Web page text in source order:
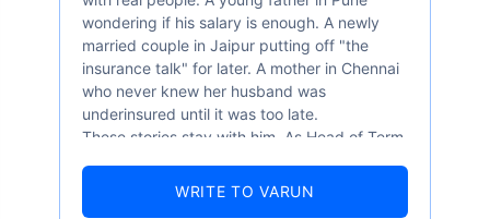
wondering if his salary is enough. A newly
married couple in Jaipur putting off "the
insurance talk" for later. A mother in Chennai
who never knew her husband was
underinsured until it was too late.
These stories stay with him. As Head of Term
numbers well — 52.4% of Indians are aware
WRITE TO VARUN